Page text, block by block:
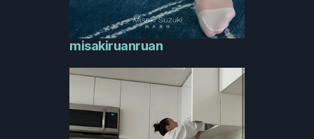
misakiruanruan